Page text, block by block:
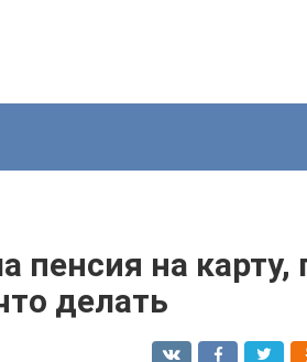
пенсия на карту,
делать